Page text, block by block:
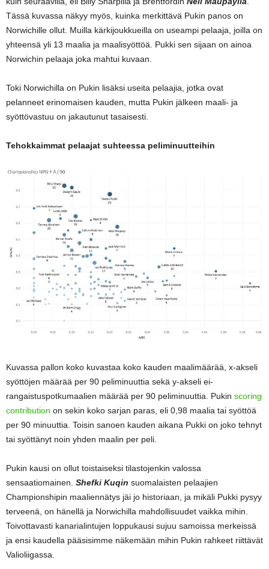
Tässä kuvassa näkyy myös, kuinka merkittävä Pukin panos on
Norwichille ollut. Muilla kärkijoukkueilla on useampi pelaaja, joilla on
yhteensä yli 13 maalia ja maalisyöttöä. Pukki sen sijaan on ainoa
Norwichin pelaaja joka mahtui kuvaan.
Toki Norwichilla on Pukin lisäksi useita pelaajia, jotka ovat
pelanneet erinomaisen kauden, mutta Pukin jälkeen maali- ja
syöttövastuu on jakautunut tasaisesti.
Tehokkaimmat pelaajat suhteessa peliminuutteihin
Kuvassa pallon koko kuvastaa koko kauden maalimäärää, x-akseli
syöttöjen määrää per 90 peliminuuttia sekä y-akseli ei-
rangaistuspotkumaalien määrää per 90 peliminuuttia. Pukin scoring
contribution on sekin koko sarjan paras, eli 0,98 maalia tai syöttöä
per 90 minuuttia. Toisin sanoen kauden aikana Pukki on joko tehnyt
tai syöttänyt noin yhden maalin per peli.
Pukin kausi on ollut toistaiseksi tilastojenkin valossa
sensaatiomainen. Shefki Kuqin suomalaisten pelaajien
Championshipin maaliennätys jäi jo historiaan, ja mikäli Pukki pysyy
terveenä, on hänellä ja Norwichilla mahdollisuudet vaikka mihin.
Toivottavasti kanarialintujen loppukausi sujuu samoissa merkeissä
ja ensi kaudella pääsisimme näkemään mihin Pukin rahkeet riittävät
Valioliigassa.